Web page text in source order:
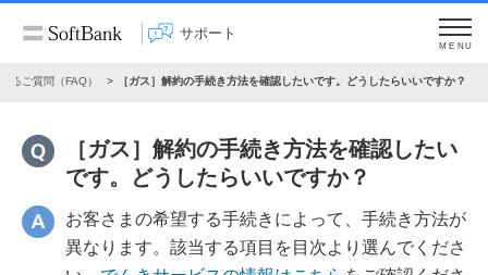
サポート
MENU
るご質問（FAQ） ［ガス］解約の手続き方法を確認したいです。どうしたらいいですか？
［ガス］解約の手続き方法を確認したい
です。どうしたらいいですか？
お客さまの希望する手続きによって、手続き方法が
異なります。該当する項目を目次より選んでくださ